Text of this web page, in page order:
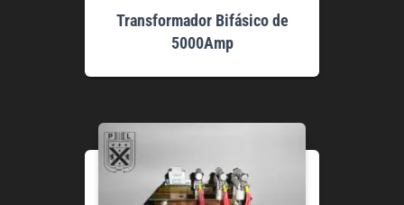
Transformador Bifásico de
5000Amp